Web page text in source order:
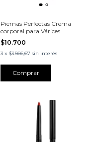
Piernas Perfectas Crema
corporal para Várices
$10.700
3 x $3.566,67 sin interés